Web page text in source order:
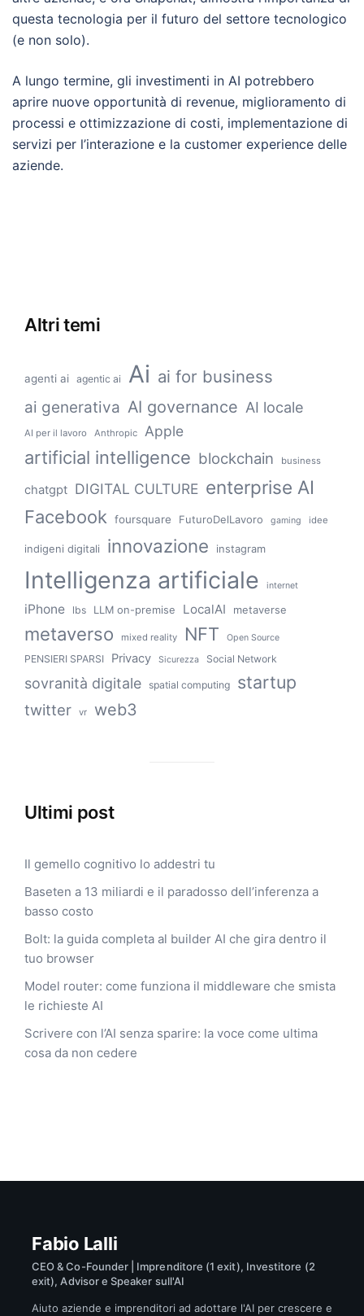
questa tecnologia per il futuro del settore tecnologico
(e non solo).
A lungo termine, gli investimenti in AI potrebbero
aprire nuove opportunità di revenue, miglioramento di
processi e ottimizzazione di costi, implementazione di
servizi per l’interazione e la customer experience delle
aziende.
Altri temi
agenti ai agentic ai Ai ai for business
ai generativa AI governance AI locale
AI per il lavoro Anthropic Apple
artificial intelligence blockchain business
chatgpt DIGITAL CULTURE enterprise AI
Facebook foursquare FuturoDelLavoro gaming idee
indigeni digitali innovazione instagram
Intelligenza artificiale internet
iPhone lbs LLM on-premise LocalAI metaverse
metaverso mixed reality NFT Open Source
PENSIERI SPARSI Privacy Sicurezza Social Network
sovranità digitale spatial computing startup
twitter vr web3
Ultimi post
Il gemello cognitivo lo addestri tu
Baseten a 13 miliardi e il paradosso dell’inferenza a
basso costo
Bolt: la guida completa al builder AI che gira dentro il
tuo browser
Model router: come funziona il middleware che smista
le richieste AI
Scrivere con l’AI senza sparire: la voce come ultima
cosa da non cedere
Fabio Lalli
CEO & Co-Founder | Imprenditore (1 exit), Investitore (2
exit), Advisor e Speaker sull'AI
Aiuto aziende e imprenditori ad adottare l'AI per crescere e